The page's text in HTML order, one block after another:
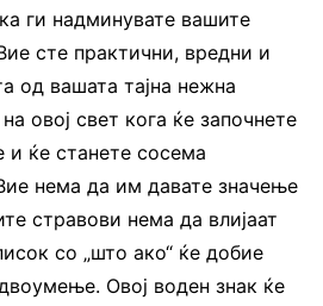
ги надминувате вашите
сте практични, вредни и
од вашата тајна нежна
овој свет кога ќе започнете
и ќе станете сосема
нема да им давате значење
стравови нема да влијаат
со „што ако“ ќе добие
Овој воден знак ќе